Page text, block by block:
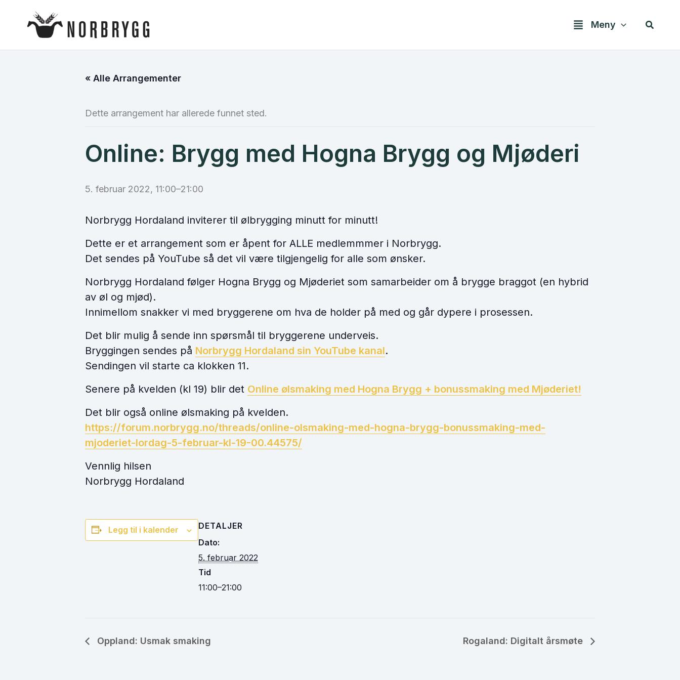
Meny Søk
« Alle Arrangementer
Dette arrangement har allerede funnet sted.
Online: Brygg med Hogna Brygg og Mjøderi
5. februar 2022, 11:00–21:00
Norbrygg Hordaland inviterer til ølbrygging minutt for minutt!
Dette er et arrangement som er åpent for ALLE medlemmmer i Norbrygg.
Det sendes på YouTube så det vil være tilgjengelig for alle som ønsker.
Norbrygg Hordaland følger Hogna Brygg og Mjøderiet som samarbeider om å brygge braggot (en hybrid
av øl og mjød).
Innimellom snakker vi med bryggerene om hva de holder på med og går dypere i prosessen.
Det blir mulig å sende inn spørsmål til bryggerene underveis.
Bryggingen sendes på Norbrygg Hordaland sin YouTube kanal.
Sendingen vil starte ca klokken 11.
Senere på kvelden (kl 19) blir det Online ølsmaking med Hogna Brygg + bonussmaking med Mjøderiet!
Det blir også online ølsmaking på kvelden.
https://forum.norbrygg.no/threads/online-olsmaking-med-hogna-brygg-bonussmaking-med-
mjoderiet-lordag-5-februar-kl-19-00.44575/
Vennlig hilsen
Norbrygg Hordaland
Legg til i kalender
DETALJER
Dato:
5. februar 2022
Tid
11:00–21:00
Oppland: Usmak smaking Rogaland: Digitalt årsmøte